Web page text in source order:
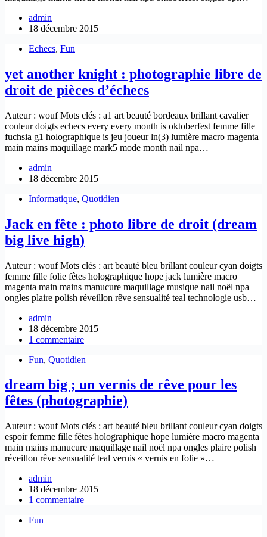
admin
18 décembre 2015
Echecs, Fun
yet another knight : photographie libre de
droit de pièces d’échecs
Auteur : wouf Mots clés : a1 art beauté bordeaux brillant cavalier
couleur doigts echecs every every month is oktoberfest femme fille
fuchsia g1 holographique is jeu joueur ln(3) lumière macro magenta
main mains maquillage mark5 mode month nail npa…
admin
18 décembre 2015
Informatique, Quotidien
Jack en fête : photo libre de droit (dream
big live high)
Auteur : wouf Mots clés : art beauté bleu brillant couleur cyan doigts
femme fille folie fêtes holographique hope jack lumière macro
magenta main mains manucure maquillage musique nail noël npa
ongles plaire polish réveillon rêve sensualité teal technologie usb…
admin
18 décembre 2015
1 commentaire
Fun, Quotidien
dream big ; un vernis de rêve pour les
fêtes (photographie)
Auteur : wouf Mots clés : art beauté bleu brillant couleur cyan doigts
espoir femme fille fêtes holographique hope lumière macro magenta
main mains manucure maquillage nail noël npa ongles plaire polish
réveillon rêve sensualité teal vernis « vernis en folie »…
admin
18 décembre 2015
1 commentaire
Fun